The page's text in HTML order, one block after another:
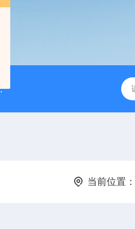
CZD-85超声波水浴恒温振荡器
当前位置：